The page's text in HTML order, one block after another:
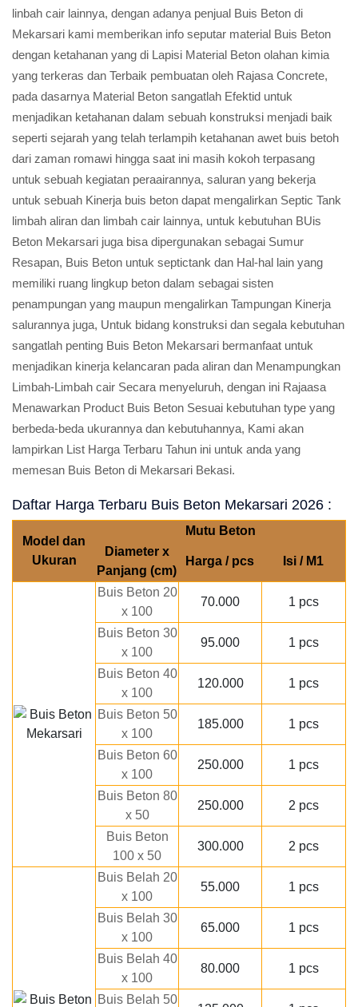
linbah cair lainnya, dengan adanya penjual Buis Beton di
Mekarsari kami memberikan info seputar material Buis Beton
dengan ketahanan yang di Lapisi Material Beton olahan kimia
yang terkeras dan Terbaik pembuatan oleh Rajasa Concrete,
pada dasarnya Material Beton sangatlah Efektid untuk
menjadikan ketahanan dalam sebuah konstruksi menjadi baik
seperti sejarah yang telah terlampih ketahanan awet buis betoh
dari zaman romawi hingga saat ini masih kokoh terpasang
untuk sebuah kegiatan peraairannya, saluran yang bekerja
untuk sebuah Kinerja buis beton dapat mengalirkan Septic Tank
limbah aliran dan limbah cair lainnya, untuk kebutuhan BUis
Beton Mekarsari juga bisa dipergunakan sebagai Sumur
Resapan, Buis Beton untuk septictank dan Hal-hal lain yang
memiliki ruang lingkup beton dalam sebagai sisten
penampungan yang maupun mengalirkan Tampungan Kinerja
salurannya juga, Untuk bidang konstruksi dan segala kebutuhan
sangatlah penting Buis Beton Mekarsari bermanfaat untuk
menjadikan kinerja kelancaran pada aliran dan Menampungkan
Limbah-Limbah cair Secara menyeluruh, dengan ini Rajaasa
Menawarkan Product Buis Beton Sesuai kebutuhan type yang
berbeda-beda ukurannya dan kebutuhannya, Kami akan
lampirkan List Harga Terbaru Tahun ini untuk anda yang
memesan Buis Beton di Mekarsari Bekasi.
Daftar Harga Terbaru Buis Beton Mekarsari 2026 :
Model dan
Ukuran
Mutu Beton
Diameter x
Panjang (cm)
Harga / pcs Isi / M1
Buis Beton 20
x 100
70.000 1 pcs
Buis Beton 30
x 100
95.000 1 pcs
Buis Beton 40
x 100
120.000 1 pcs
Buis Beton 50
x 100
185.000 1 pcs
Buis Beton 60
x 100
250.000 1 pcs
Buis Beton 80
x 50
250.000 2 pcs
Buis Beton
100 x 50
300.000 2 pcs
Buis Belah 20
x 100
55.000 1 pcs
Buis Belah 30
x 100
65.000 1 pcs
Buis Belah 40
x 100
80.000 1 pcs
Buis Belah 50